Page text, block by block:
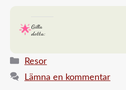
Gilla
detta:
Kategorier
Resor
Lämna en kommentar